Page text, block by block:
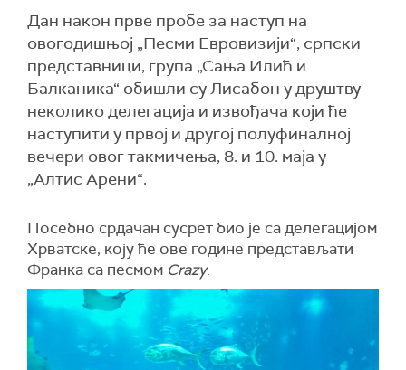
Дан након прве пробе за наступ на
овогодишњој „Песми Евровизији“, српски
представници, група „Сања Илић и
Балканика“ обишли су Лисабон у друштву
неколико делегација и извођача који ће
наступити у првој и другој полуфиналној
вечери овог такмичења, 8. и 10. маја у
„Алтис Арени“.
Посебно срдачан сусрет био је са делегацијом
Хрватске, коју ће ове године представљати
Франка са песмом Crazy.